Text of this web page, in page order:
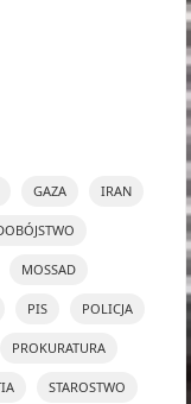
GAZA IRAN
MOSSAD
PIS POLICJA
PROKURATURA
STAROSTWO